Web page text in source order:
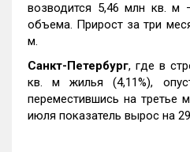
возводится 5,46 млн кв. м
объема. Прирост за три
м.
Санкт-Петербург, где в
кв. м жилья (4,11%),
переместившись на третье
июля показатель вырос на